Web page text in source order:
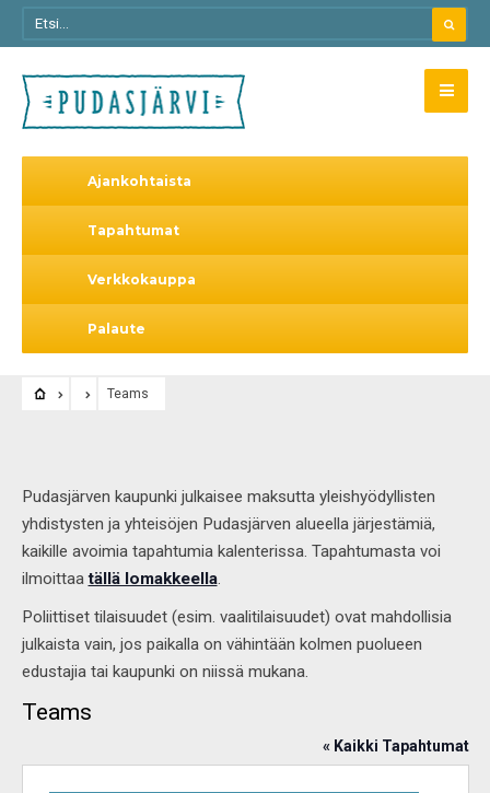
Ajankohtaista
Tapahtumat
Verkkokauppa
Palaute
Teams
Pudasjärven kaupunki julkaisee maksutta yleishyödyllisten
yhdistysten ja yhteisöjen Pudasjärven alueella järjestämiä,
kaikille avoimia tapahtumia kalenterissa. Tapahtumasta voi
ilmoittaatällä lomakkeella.
Poliittiset tilaisuudet (esim. vaalitilaisuudet) ovat mahdollisia
julkaista vain, jos paikalla on vähintään kolmen puolueen
edustajia tai kaupunki on niissä mukana.
Teams
« Kaikki Tapahtumat